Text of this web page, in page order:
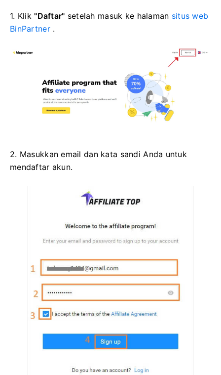
1. Klik "Daftar" setelah masuk ke halaman situs web
BinPartner.
2. Masukkan email dan kata sandi Anda untuk
mendaftar akun.